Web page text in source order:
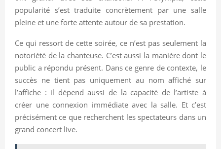
popularité s’est traduite concrètement par une salle
pleine et une forte attente autour de sa prestation.
Ce qui ressort de cette soirée, ce n’est pas seulement la
notoriété de la chanteuse. C’est aussi la manière dont le
public a répondu présent. Dans ce genre de contexte, le
succès ne tient pas uniquement au nom affiché sur
l’affiche : il dépend aussi de la capacité de l’artiste à
créer une connexion immédiate avec la salle. Et c’est
précisément ce que recherchent les spectateurs dans un
grand concert live.